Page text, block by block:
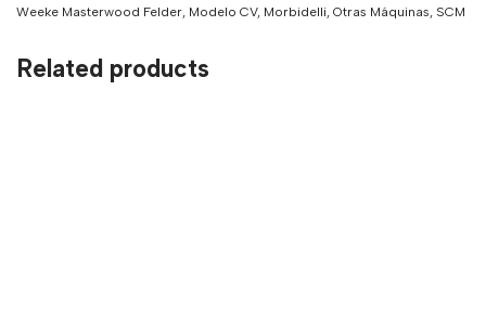
Weeke Masterwood Felder Modelo CV, Morbidelli Otras Máquinas SCM
Related products